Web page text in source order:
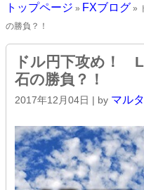
トップページ » FXブログ »
の勝負？！
ドル円下攻め！
石の勝負？！
2017年12月04日 | by マルタ